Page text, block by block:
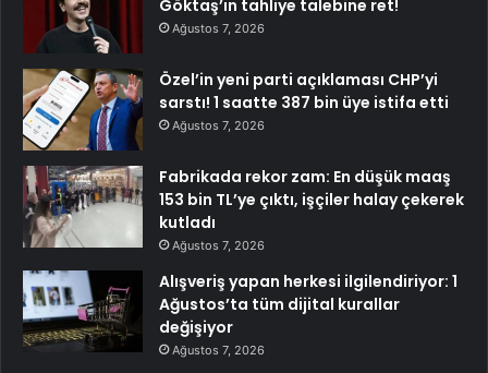
Göktaş’ın tahliye talebine ret!
Ağustos 7, 2026
Özel’in yeni parti açıklaması CHP’yi
sarstı! 1 saatte 387 bin üye istifa etti
Ağustos 7, 2026
Fabrikada rekor zam: En düşük maaş
153 bin TL’ye çıktı, işçiler halay çekerek
kutladı
Ağustos 7, 2026
Alışveriş yapan herkesi ilgilendiriyor: 1
Ağustos’ta tüm dijital kurallar
değişiyor
Ağustos 7, 2026